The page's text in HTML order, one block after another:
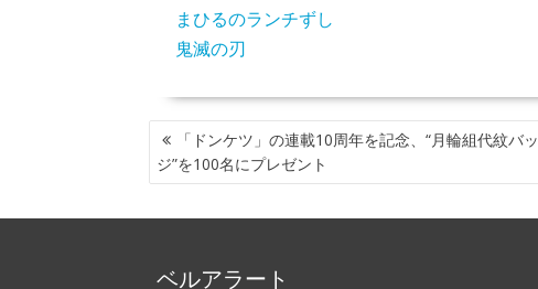
まひるのランチずし
鬼滅の刃
投
稿
ナ
ゲ
シ
「ドンケツ」の連載10周年を記念、“月輪組代紋バッ
ジ”を100名にプレゼント
ベルアラート